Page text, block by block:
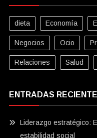
dieta Economía
Negocios Ocio
Relaciones Salud
ENTRADAS
Liderazgo estratégico:
estabilidad social